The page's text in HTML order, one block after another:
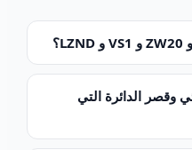
وقصر الدائرة التي